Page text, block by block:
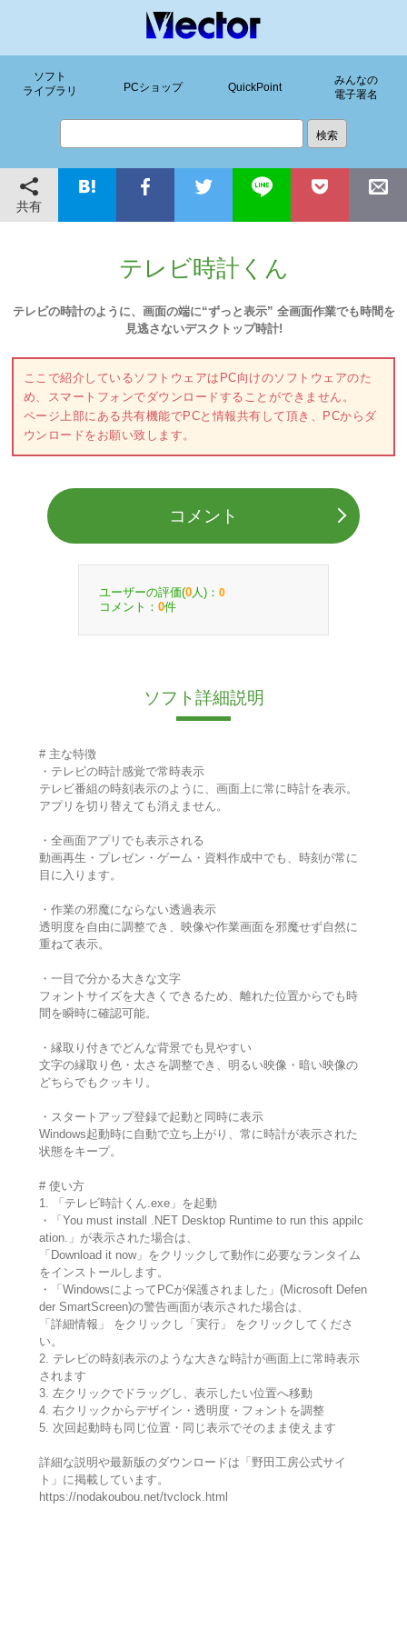
ソフト
ライブラリ
PCショップ QuickPoint
みんなの
電子署名
共有
テレビ時計くん
テレビの時計のように、画面の端に“ずっと表示” 全画面作業でも時間を
見逃さないデスクトップ時計!
ここで紹介しているソフトウェアはPC向けのソフトウェアのた
め、スマートフォンでダウンロードすることができません。
ページ上部にある共有機能でPCと情報共有して頂き、PCからダ
ウンロードをお願い致します。
コメント
ユーザーの評価(0 人)： 0
コメント： 0件
ソフト詳細説明
# 主な特徴
・テレビの時計感覚で常時表示
テレビ番組の時刻表示のように、画面上に常に時計を表示。
アプリを切り替えても消えません。
・全画面アプリでも表示される
動画再生・プレゼン・ゲーム・資料作成中でも、時刻が常に
目に入ります。
・作業の邪魔にならない透過表示
透明度を自由に調整でき、映像や作業画面を邪魔せず自然に
重ねて表示。
・一目で分かる大きな文字
フォントサイズを大きくできるため、離れた位置からでも時
間を瞬時に確認可能。
・縁取り付きでどんな背景でも見やすい
文字の縁取り色・太さを調整でき、明るい映像・暗い映像の
どちらでもクッキリ。
・スタートアップ登録で起動と同時に表示
Windows起動時に自動で立ち上がり、常に時計が表示された
状態をキープ。
# 使い方
1. 「テレビ時計くん.exe」を起動
・「You must install .NET Desktop Runtime to run this appilc
ation.」が表示された場合は、
「Download it now」をクリックして動作に必要なランタイム
をインストールします。
・「WindowsによってPCが保護されました」(Microsoft Defen
der SmartScreen)の警告画面が表示された場合は、
「詳細情報」 をクリックし「実行」 をクリックしてくださ
い。
2. テレビの時刻表示のような大きな時計が画面上に常時表示
されます
3. 左クリックでドラッグし、表示したい位置へ移動
4. 右クリックからデザイン・透明度・フォントを調整
5. 次回起動時も同じ位置・同じ表示でそのまま使えます
詳細な説明や最新版のダウンロードは「野田工房公式サイ
ト」に掲載しています。
https://nodakoubou.net/tvclock.html